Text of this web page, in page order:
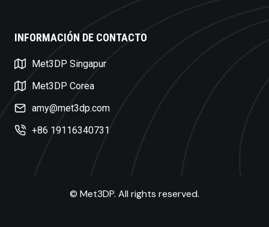
INFORMACIÓN DE CONTACTO
Met3DP Singapur
Met3DP Corea
amy@met3dp.com
+86 19116340731
© Met3DP. All rights reserved.Japanese